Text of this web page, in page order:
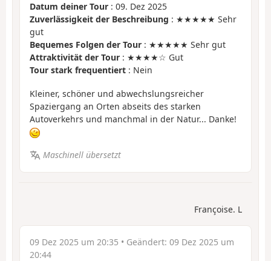
Datum deiner Tour : 09. Dez 2025
Zuverlässigkeit der Beschreibung : ★★★★★ Sehr
gut
Bequemes Folgen der Tour : ★★★★★ Sehr gut
Attraktivität der Tour : ★★★★☆ Gut
Tour stark frequentiert : Nein
Kleiner, schöner und abwechslungsreicher
Spaziergang an Orten abseits des starken
Autoverkehrs und manchmal in der Natur... Danke!
Maschinell übersetzt
Françoise. L
09 Dez 2025 um 20:35 • Geändert: 09 Dez 2025 um
20:44